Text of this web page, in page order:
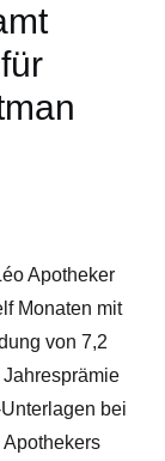
Apotheker
Monaten mit
von 7,2
bei